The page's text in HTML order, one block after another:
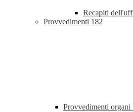
Recapiti
Provvedimenti 182
Provvedimenti